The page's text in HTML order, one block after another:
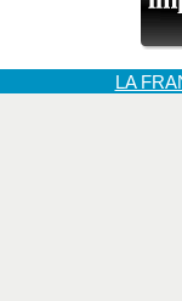
LA